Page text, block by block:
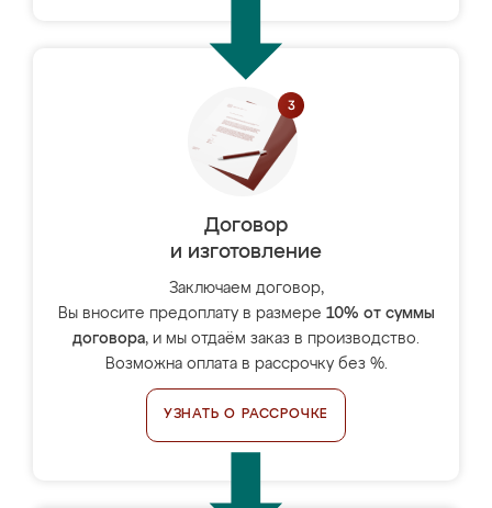
Договор
и изготовление
Заключаем договор,
Вы вносите предоплату в размере 10% от суммы
договора, и мы отдаём заказ в производство.
Возможна оплата в рассрочку без %.
УЗНАТЬ О РАССРОЧКЕ